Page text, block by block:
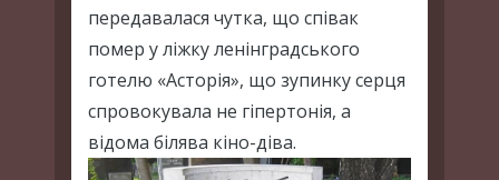
передавалася чутка, що співак
помер у ліжку ленінградського
готелю «Асторія», що зупинку серця
спровокувала не гіпертонія, а
відома білява кіно-діва.